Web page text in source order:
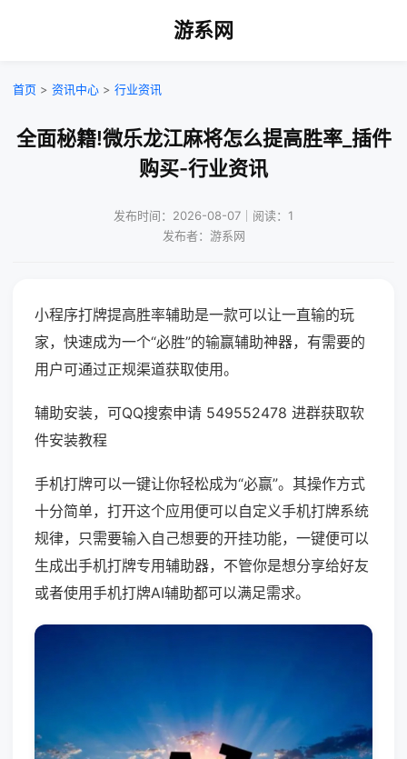
游系网
首页 > 资讯中心 > 行业资讯
全面秘籍!微乐龙江麻将怎么提高胜率_插件
购买-行业资讯
发布时间：2026-08-07｜阅读：1
发布者：游系网
小程序打牌提高胜率辅助是一款可以让一直输的玩
家，快速成为一个“必胜”的输赢辅助神器，有需要的
用户可通过正规渠道获取使用。
辅助安装，可QQ搜索申请 549552478 进群获取软
件安装教程
手机打牌可以一键让你轻松成为“必赢”。其操作方式
十分简单，打开这个应用便可以自定义手机打牌系统
规律，只需要输入自己想要的开挂功能，一键便可以
生成出手机打牌专用辅助器，不管你是想分享给好友
或者使用手机打牌AI辅助都可以满足需求。